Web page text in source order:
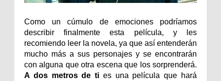
Como un cúmulo de emociones podríamos
describir finalmente esta película, y les
recomiendo leer la novela, ya que así entenderán
mucho más a sus personajes y se encontrarán
con alguna que otra escena que los sorprenderá.
A dos metros de ti es una película que hará